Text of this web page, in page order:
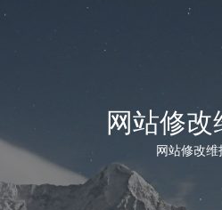
网站修
网站修改维